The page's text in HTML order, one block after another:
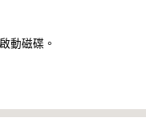
動磁碟。